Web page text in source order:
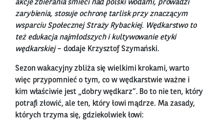
akcje zbierania śmieci nad polski wodami, prowadzi
zarybienia, stosuje ochronę tarlisk przy znaczącym
wsparciu Społecznej Straży Rybackiej. Wędkarstwo to
też edukacja najmłodszych i kultywowanie etyki
wędkarskiej– dodaje Krzysztof Szymański.
Sezon wakacyjny zbliża się wielkimi krokami, warto
więc przypomnieć o tym, co w wędkarstwie ważne i
kim właściwie jest „dobry wędkarz”. Bo to nie ten, który
potrafi złowić, ale ten, który łowi mądrze. Ma zasady,
których trzyma się, gdziekolwiek łowi: